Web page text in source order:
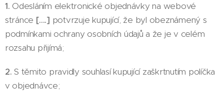
1. Odesláním elektronické objednávky na webové
stránce [….] potvrzuje kupující, že byl obeznámený s
podmínkami ochrany osobních údajů a že je v celém
rozsahu přijímá;
2. S těmito pravidly souhlasí kupující zaškrtnutím políčka
v objednávce;